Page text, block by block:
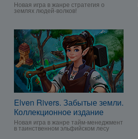
Новая игра в жанре стратегия о
землях людей-волков!
Elven Rivers. Забытые земли.
Коллекционное издание
Новая игра в жанре тайм-менеджмент
в таинственном эльфийском лесу